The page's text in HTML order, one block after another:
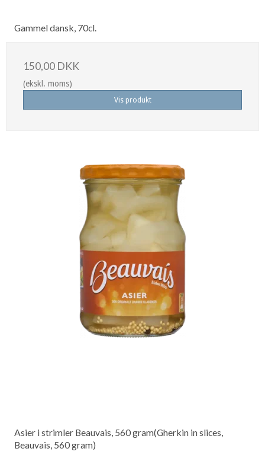
Gammel dansk, 70cl.
150,00 DKK
(ekskl. moms)
Vis produkt
Asier i strimler Beauvais, 560 gram(Gherkin in slices,
Beauvais, 560 gram)